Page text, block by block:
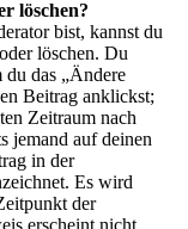
löschen?
bist, kannst du
löschen. Du
du das „Ändere
Beitrag anklickst;
Zeitraum nach
jemand auf deinen
in der
Es wird
der